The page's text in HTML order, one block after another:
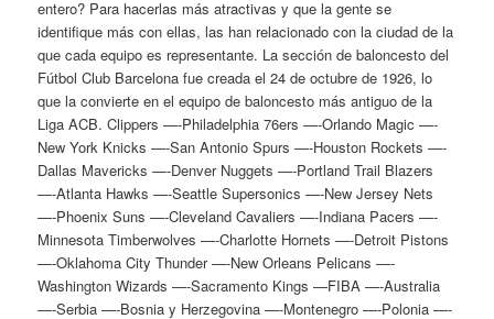
entero? Para hacerlas más atractivas y que la gente se
identifique más con ellas, las han relacionado con la ciudad de la
que cada equipo es representante. La sección de baloncesto del
Fútbol Club Barcelona fue creada el 24 de octubre de 1926, lo
que la convierte en el equipo de baloncesto más antiguo de la
Liga ACB. Clippers —-Philadelphia 76ers —-Orlando Magic —-
New York Knicks —-San Antonio Spurs —-Houston Rockets —-
Dallas Mavericks —-Denver Nuggets —-Portland Trail Blazers
—-Atlanta Hawks —-Seattle Supersonics —-New Jersey Nets
—-Phoenix Suns —-Cleveland Cavaliers —-Indiana Pacers —-
Minnesota Timberwolves —-Charlotte Hornets —-Detroit Pistons
—-Oklahoma City Thunder —-New Orleans Pelicans —-
Washington Wizards —-Sacramento Kings —FIBA —-Australia
—-Serbia —-Bosnia y Herzegovina —-Montenegro —-Polonia —-